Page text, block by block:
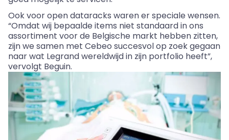
Ook voor open dataracks waren er speciale wensen.
“Omdat wij bepaalde items niet standaard in ons
assortiment voor de Belgische markt hebben zitten,
zijn we samen met Cebeo succesvol op zoek gegaan
naar wat Legrand wereldwijd in zijn portfolio heeft”,
vervolgt Beguin.